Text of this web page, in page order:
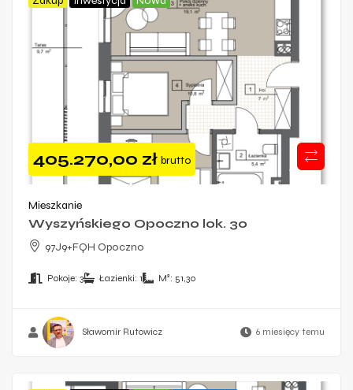
405.270,00 zł brutto
Mieszkanie
Wyszyńskiego Opoczno lok. 30
97J9+FQH Opoczno
Pokoje: 3 Łazienki: 1 M²: 51,30
Sławomir Rutowicz 6 miesięcy temu